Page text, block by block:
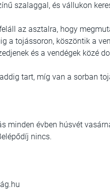
szalaggal, és vállukon
az asztalra, hogy
a tojássoron, köszöntik a
és a vendégek közé
tart, míg van a sorban
minden évben húsvét
nincs.